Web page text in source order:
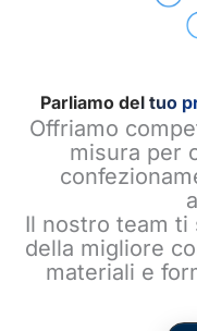
Parliamo del tuo
Offriamo
misura per
Il nostro team ti
della migliore
materiali e